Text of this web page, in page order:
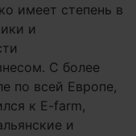
имеет степень в
и
С более
по всей Европе,
к E-farm,
и